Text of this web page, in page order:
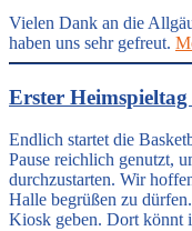
Vielen Dank an die
haben uns sehr gefreut.
Erster
Endlich startet die
Pause reichlich genutzt,
durchzustarten. Wir
Halle begrüßen zu
Kiosk geben. Dort könnt